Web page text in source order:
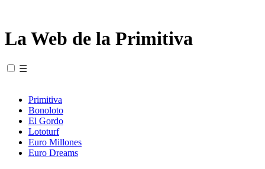
La Web de la Primitiva
☰
Primitiva
Bonoloto
El Gordo
Lototurf
Euro Millones
Euro Dreams